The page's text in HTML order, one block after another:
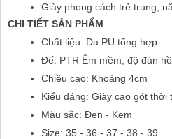
Giày phong cách trẻ trung,
CHI TIẾT SẢN PHẨM
Chất liệu: Da PU tổng hợp
Đế: PTR Êm mềm, độ đàn
Chiều cao: Khoảng 4cm
Kiểu dáng: Giày cao gót
Màu sắc: Đen - Kem
Size: 35 - 36 - 37 - 38 - 39